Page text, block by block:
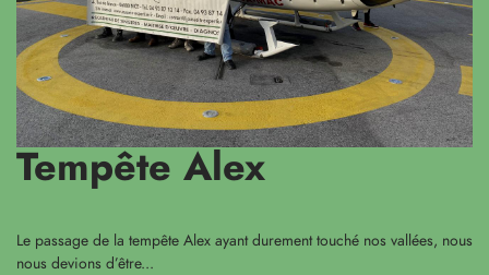
Tempête Alex
Le passage de la tempête Alex ayant durement touché nos vallées, nous
nous devions d’être...